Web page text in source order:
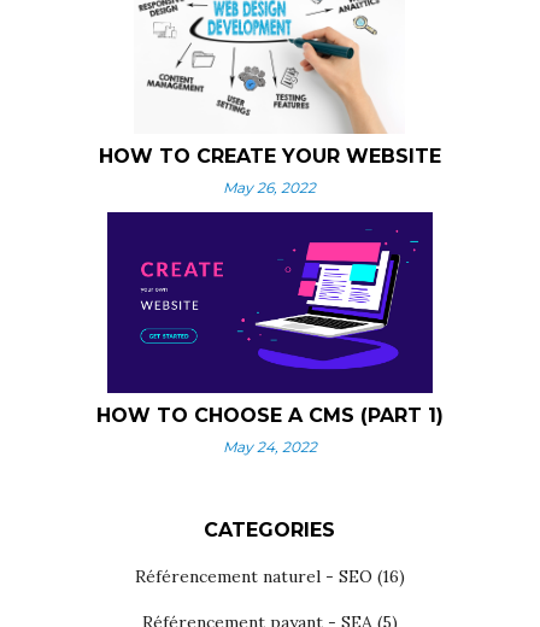
HOW TO CREATE YOUR WEBSITE
May 26, 2022
HOW TO CHOOSE A CMS (PART 1)
May 24, 2022
CATEGORIES
Référencement naturel - SEO (16)
Référencement payant - SEA (5)